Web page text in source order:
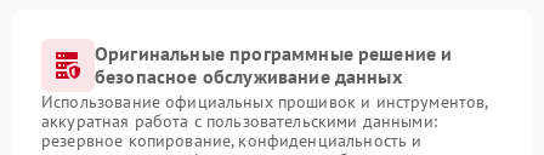
Оригинальные программные решение и
безопасное обслуживание данных
Использование официальных прошивок и инструментов,
аккуратная работа с пользовательскими данными:
резервное копирование, конфиденциальность и